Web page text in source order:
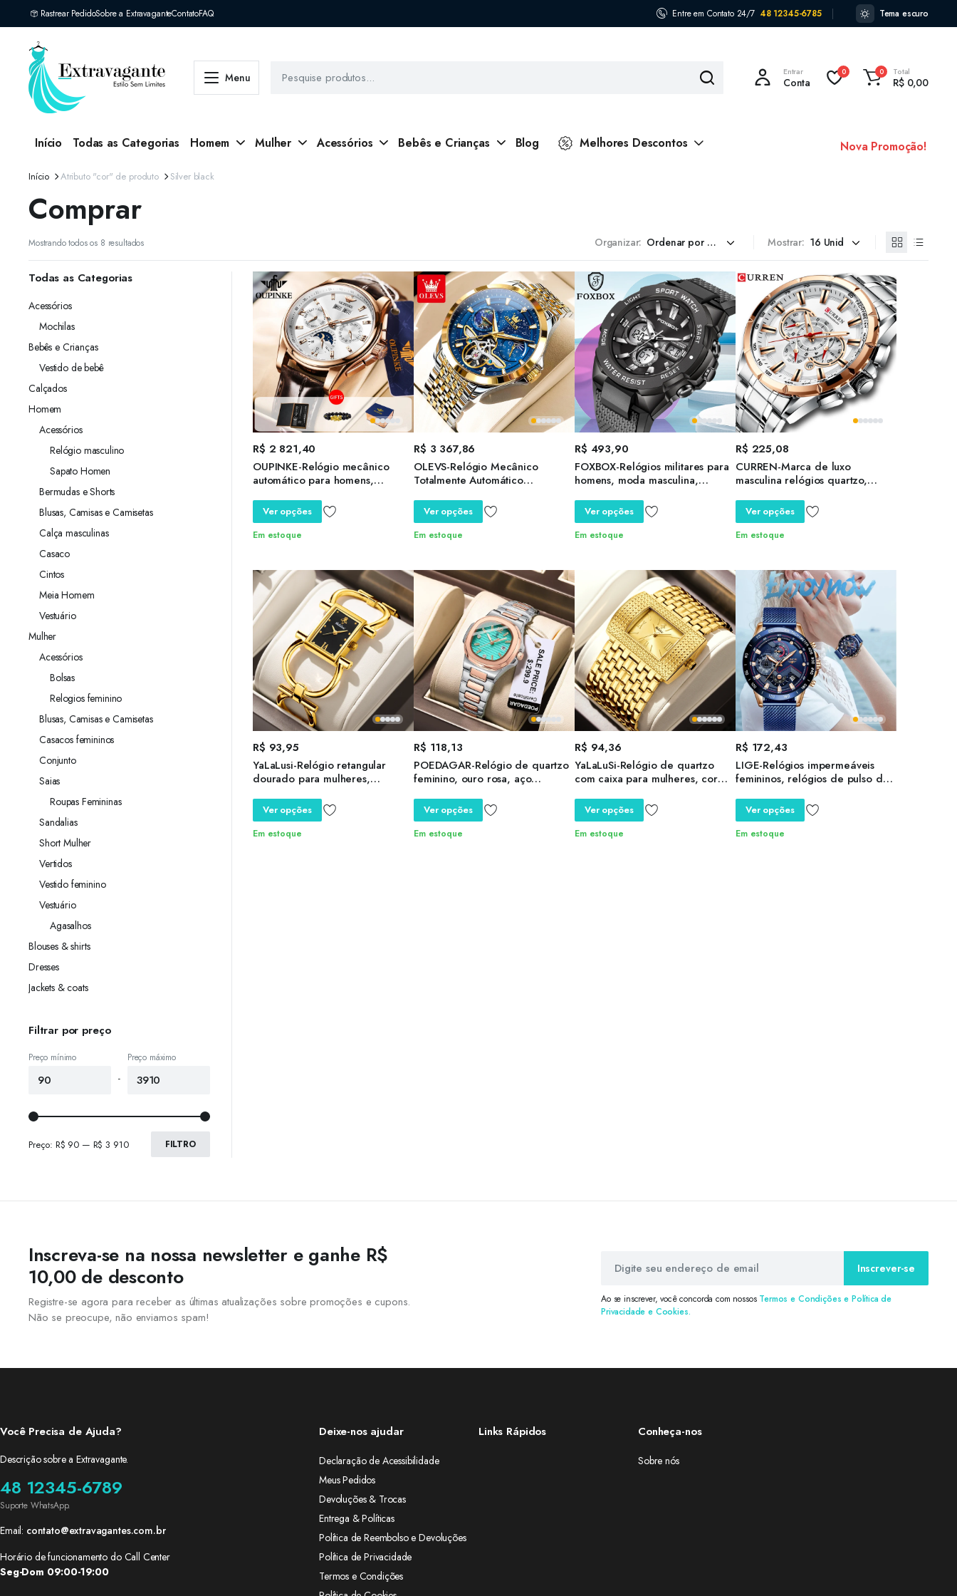
Rastrear PedidoSobre a ExtravaganteContatoFAQ Entre em Contato 24/7 48 12345-6785 Tema escuro
Menu Entrar
Conta
0 0 Total
R$0,00
Início Todas as Categorias Homem Mulher Acessórios Bebês e Crianças Blog Melhores Descontos Nova Promoção!
Início Atributo "cor" de produto Silver black
Comprar
Mostrando todos os 8 resultadosClassificado
Organizar: Mostrar:
R$ 2 821,40
OUPINKE-Relógio mecânico
automático para homens,
relógios de pulso de luxo,
relógios de couro originais
Ver opções
Em estoque
R$ 3 367,86
OLEVS-Relógio Mecânico
Totalmente Automático
Estrelado, Fase da Lua, Oco Out,
Impermeável, Marca de Luxo
Luminoso
Ver opções
Em estoque
R$ 493,90
FOXBOX-Relógios militares para
homens, moda masculina,
pulso com alarme, quartzo
impermeável, grande relógio,
relógio digital masculino
Ver opções
Em estoque
R$ 225,08
CURREN-Marca de luxo
masculina relógios quartzo,
aço inoxidável, relógio de pulso
Big Dial com data
Ver opções
Em estoque
R$ 93,95
YaLaLusi-Relógio retangular
dourado para mulheres,
esqueleto simples, íon
chapeamento, regulador de
caixa de presente, marca
Ver opções
Em estoque
R$ 118,13
POEDAGAR-Relógio de quartzo
feminino, ouro rosa, aço
luminosa, marca de luxo,
relógios femininos
Ver opções
Em estoque
R$ 94,36
YaLaLuSi-Relógio de quartzo
com caixa para mulheres, cor
chapeamento iônico, elegante,
estilo lindo, quente, novo, 2024
Ver opções
Em estoque
R$ 172,43
LIGE-Relógios impermeáveis
femininos, relógios de pulso de
moda luxo
Ver opções
Em estoque
Todas as Categorias
Acessórios
Mochilas
Bebês e Crianças
Vestido de bebê
Calçados
Homem
Acessórios
Relógio masculino
Sapato Homen
Bermudas e Shorts
Blusas, Camisas e Camisetas
Calça masculinas
Casaco
Cintos
Meia Homem
Vestuário
Mulher
Acessórios
Bolsas
Relogios feminino
Blusas, Camisas e Camisetas
Casacos femininos
Conjunto
Saias
Roupas Femininas
Sandalias
Short Mulher
Vertidos
Vestido feminino
Vestuário
Agasalhos
Blouses & shirts
Dresses
Jackets & coats
Filtrar por preço
Preço mínimo
-
Preço máximo
FILTRO
Preço: R$ 90 — R$ 3 910
Inscreva-se na nossa newsletter e ganhe R$
10,00 de desconto
Registre-se agora para receber as últimas atualizações sobre promoções e cupons.
Não se preocupe, não enviamos spam!
Inscrever-se
Ao se inscrever, você concorda com nossos Termos e Condições e Política de
Privacidade e Cookies.
Você Precisa de Ajuda?
Descrição sobre a Extravagante.
48 12345-6789
Suporte WhatsApp.
Email: contato@extravagantes.com.br
Horário de funcionamento do Call Center
Seg-Dom 09:00-19:00
Deixe-nos ajudar
Declaração de Acessibilidade
Meus Pedidos
Devoluções & Trocas
Entrega & Políticas
Política de Reembolso e Devoluções
Política de Privacidade
Termos e Condições
Links Rápidos Conheça-nos
Sobre nós